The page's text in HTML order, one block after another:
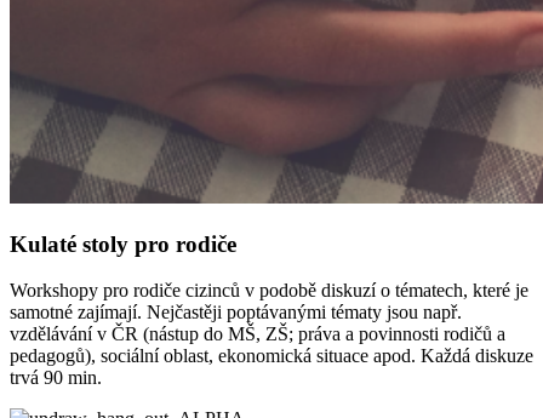
Kulaté stoly pro rodiče
Workshopy pro rodiče cizinců v podobě diskuzí o tématech, které je
samotné zajímají. Nejčastěji poptávanými tématy jsou např.
vzdělávání v ČR (nástup do MŠ, ZŠ; práva a povinnosti rodičů a
pedagogů), sociální oblast, ekonomická situace apod. Každá diskuze
trvá 90 min.